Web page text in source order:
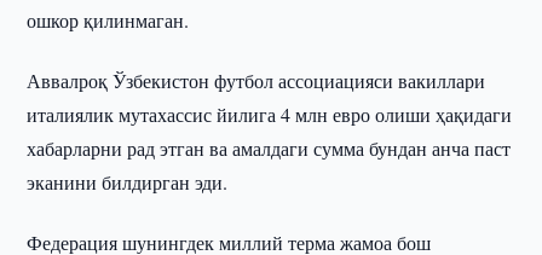
ошкор қилинмаган.
Аввалроқ Ўзбекистон футбол ассоциацияси вакиллари
италиялик мутахассис йилига 4 млн евро олиши ҳақидаги
хабарларни рад этган ва амалдаги сумма бундан анча паст
эканини билдирган эди.
Федерация шунингдек миллий терма жамоа бош